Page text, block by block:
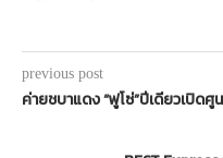
previous post
ค่ายชบาแดง “ฟูโซ่”ปีเดียวเปิดศู